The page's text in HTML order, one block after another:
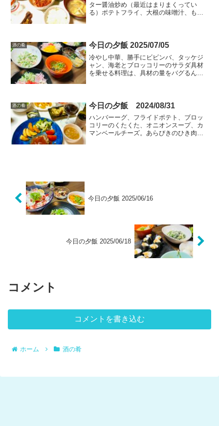
ター醤油炒め（最近はまりまくってい
る）ポテトフライ、大根の味噌汁、もや
酒の肴 今日の夕飯 2025/07/05
冷やし中華、勝手にビビンバ、タッケジ
ャン、海老とブロッコリーのサラダ具材
を乗せる料理は、具材の量をバグるんで
すぎて、味が少し薄く...
酒の肴 今日の夕飯 2024/08/31
ハンバーーグ、フライドポテト、ブロッ
コリーのくたくた、オニオンスープ、カ
マンベールチーズ。あらびきのひき肉で
今日の夕飯 2025/06/16
今日の夕飯 2025/06/18
コメント
コメントを書き込む
ホーム 酒の肴